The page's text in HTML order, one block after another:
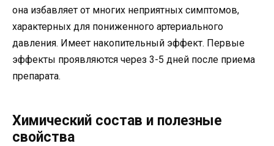
она избавляет от многих неприятных симптомов,
характерных для пониженного артериального
давления. Имеет накопительный эффект. Первые
эффекты проявляются через 3-5 дней после приема
препарата.
Химический состав и полезные
свойства